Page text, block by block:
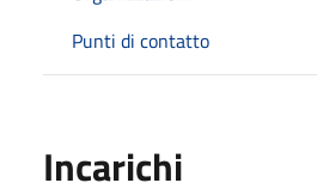
Punti di contatto
Incarichi